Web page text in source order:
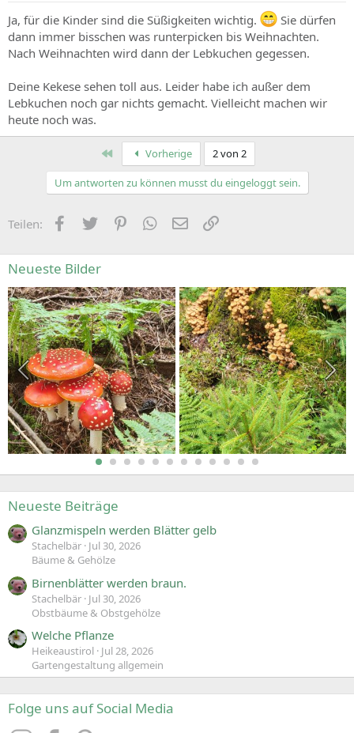
Ja, für die Kinder sind die Süßigkeiten wichtig.
Sie dürfen
dann immer bisschen was runterpicken bis Weihnachten.
Nach Weihnachten wird dann der Lebkuchen gegessen.
Deine Kekese sehen toll aus. Leider habe ich außer dem
Lebkuchen noch gar nichts gemacht. Vielleicht machen wir
heute noch was.
Erste Vorherige 2 von 2
Um antworten zu können musst du eingeloggt sein.
Teilen: FacebookZwitschernPinterestWhatsApp
E-Mail
Neueste Bilder
Neueste Beiträge
Glanzmispeln werden Blätter gelb
Stachelbär Jul 30, 2026
Bäume & Gehölze
Birnenblätter werden braun.
Stachelbär Jul 30, 2026
Obstbäume & Obstgehölze
Welche Pflanze
Heikeaustirol
Jul 28, 2026
Gartengestaltung allgemein
Folge uns auf Social Media